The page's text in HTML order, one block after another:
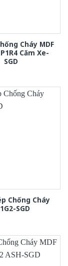
Cháy MDF
Căm Xe-
SGD
Chống Cháy
SGD